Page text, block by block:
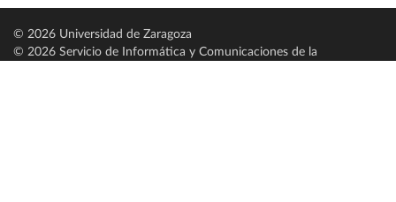
© 2026 Universidad de Zaragoza
© 2026 Servicio de Informática y Comunicaciones de la